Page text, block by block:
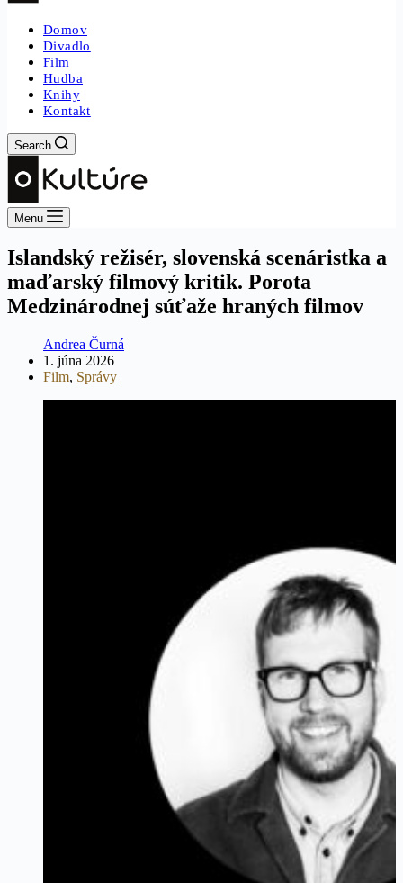
Domov
Divadlo
Film
Hudba
Knihy
Kontakt
Search
Menu
Islandský režisér, slovenská scenáristka a
maďarský filmový kritik. Porota
Medzinárodnej súťaže hraných filmov
Andrea Čurná
1. júna 2026
Film, Správy